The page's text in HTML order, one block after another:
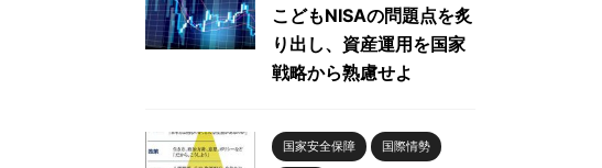
こどもNISAの問題点を炙
り出し、資産運用を国家
戦略から熟慮せよ
国家安全保障 国際情勢